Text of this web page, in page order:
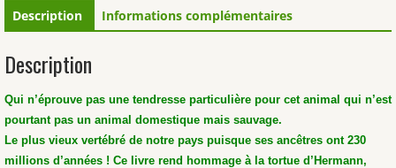
Description Informations complémentaires
Description
Qui n’éprouve pas une tendresse particulière pour cet animal qui n’est
pourtant pas un animal domestique mais sauvage.
Le plus vieux vertébré de notre pays puisque ses ancêtres ont 230
millions d’années ! Ce livre rend hommage à la tortue d’Hermann,